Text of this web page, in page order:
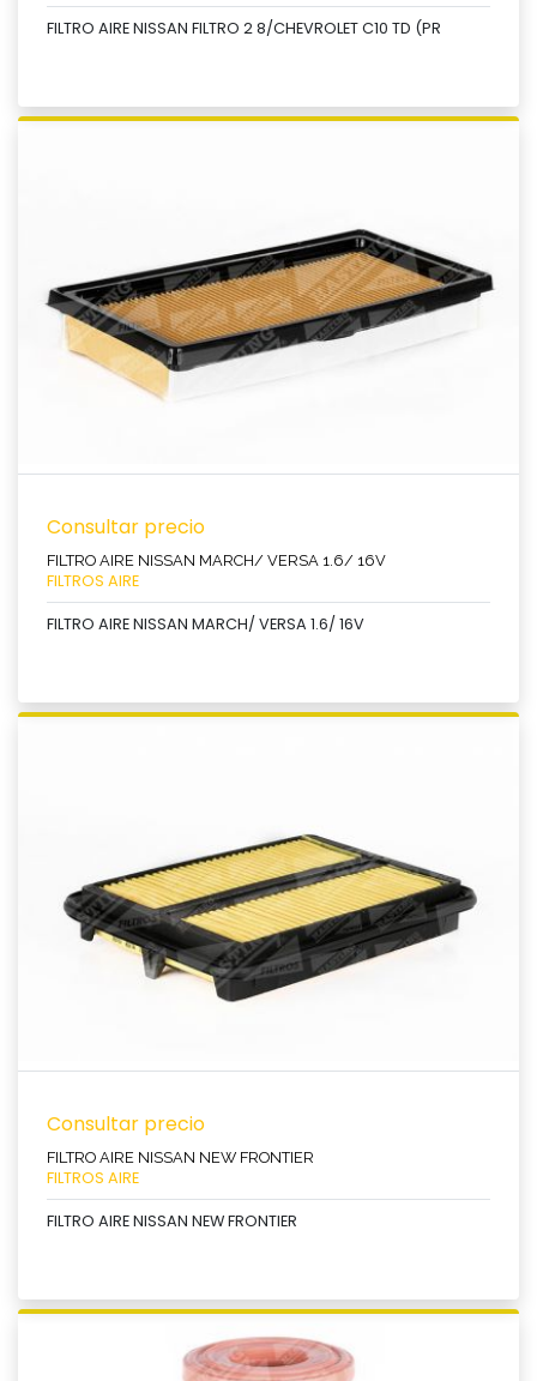
FILTRO AIRE NISSAN FILTRO 2 8/CHEVROLET C10 TD (PR
Ver producto
Consultar precio
FILTRO AIRE NISSAN MARCH/ VERSA 1.6/ 16V
FILTROS AIRE
FILTRO AIRE NISSAN MARCH/ VERSA 1.6/ 16V
Ver producto
Consultar precio
FILTRO AIRE NISSAN NEW FRONTIER
FILTROS AIRE
FILTRO AIRE NISSAN NEW FRONTIER